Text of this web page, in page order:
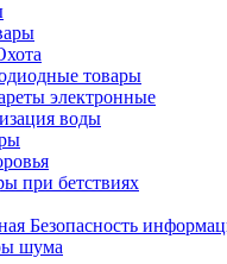
товары
электронные
воды
при бетствиях
Безопасность
шума